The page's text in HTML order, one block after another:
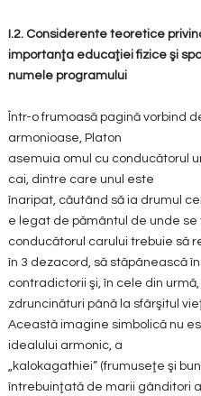
I.2. Considerente teoretice
importanţa educaţiei fizice şi
numele programului
Într-o frumoasă pagină vorbind
armonioase, Platon
asemuia omul cu conducătorul
cai, dintre care unul este
înaripat, căutând să ia drumul
e legat de pământul de unde
conducătorul carului trebuie să
în 3 dezacord, să stăpânească
contradictorii şi, în cele din
zdruncinături până la sfârşitul
Această imagine simbolică nu
idealului armonic, a
„kalokagathiei” (frumuseţe şi
întrebuinţată de marii gânditori